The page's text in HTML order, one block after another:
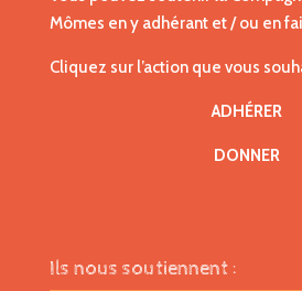
Mômes en y adhérant et / ou en
Cliquez sur l’action que vous
ADHÉRER
DONNER
Ils nous soutiennent :